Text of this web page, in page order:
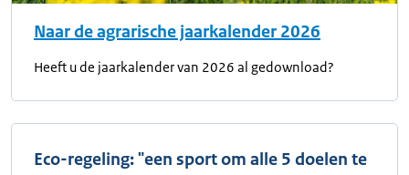
Naar de agrarische jaarkalender 2026
Heeft u de jaarkalender van 2026 al gedownload?
Eco-regeling: "een sport om alle 5 doelen te